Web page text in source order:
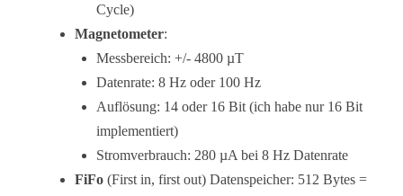
Cycle)
Magnetometer:
Messbereich: +/- 4800 µT
Datenrate: 8 Hz oder 100 Hz
Auflösung: 14 oder 16 Bit (ich habe nur 16 Bit
implementiert)
Stromverbrauch: 280 µA bei 8 Hz Datenrate
FiFo (First in, first out) Datenspeicher: 512 Bytes =